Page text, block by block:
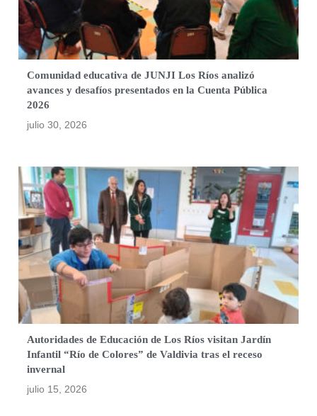
Comunidad educativa de JUNJI Los Ríos analizó
avances y desafíos presentados en la Cuenta Pública
2026
julio 30, 2026
Autoridades de Educación de Los Ríos visitan Jardín
Infantil “Río de Colores” de Valdivia tras el receso
invernal
julio 15, 2026